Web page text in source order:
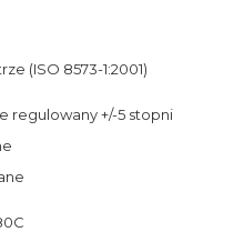
(ISO 8573-1:2001)
regulowany +/-5 stopni